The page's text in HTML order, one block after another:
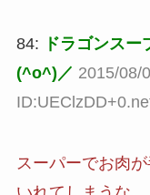
84: ドラゴンスー
(^o^)／ 2015/08/
スーパーでお肉